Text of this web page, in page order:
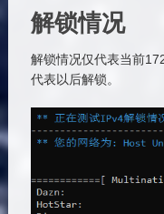
解锁情况
解锁情况仅代表当前
代表以后解锁。